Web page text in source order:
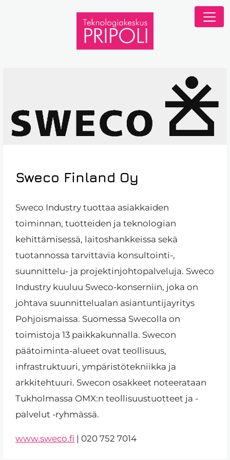
Sweco Finland Oy
Sweco Industry tuottaa asiakkaiden
toiminnan, tuotteiden ja teknologian
kehittämisessä, laitoshankkeissa sekä
tuotannossa tarvittavia konsultointi-,
suunnittelu- ja projektinjohtopalveluja. Sweco
Industry kuuluu Sweco-konserniin, joka on
johtava suunnittelualan asiantuntijayritys
Pohjoismaissa. Suomessa Swecolla on
toimistoja 13 paikkakunnalla. Swecon
päätoiminta-alueet ovat teollisuus,
infrastruktuuri, ympäristötekniikka ja
arkkitehtuuri. Swecon osakkeet noteerataan
Tukholmassa OMX:n teollisuustuotteet ja -
palvelut -ryhmässä.
www.sweco.fi | 020 752 7014